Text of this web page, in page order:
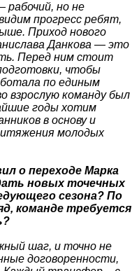
но не
прогресс ребят,
Приход нового
Данкова — это
Перед ним стоит
чтобы
по единым
взрослую команду был
годы хотим
в основу и
молодых
о переходе Марка
новых точечных
сезона? По
команде требуется
шаг, и точно не
договоренности,